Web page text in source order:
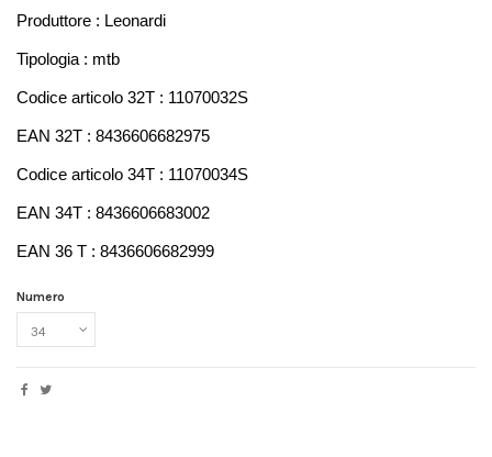
Produttore : Leonardi
Tipologia : mtb
Codice articolo 32T : 11070032S
EAN 32T : 8436606682975
Codice articolo 34T : 11070034S
EAN 34T : 8436606683002
EAN 36 T : 8436606682999
Numero